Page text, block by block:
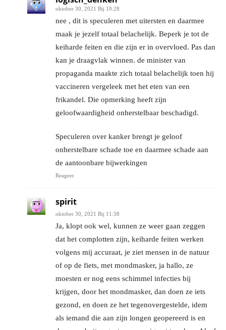
oktober 30, 2021 Bij 10:28
nee , dit is speculeren met uitersten en daarmee
maak je jezelf totaal belachelijk. Beperk je tot de
keiharde feiten en die zijn er in overvloed. Pas dan
kan je draagvlak winnen. de minister van
propaganda maakte zich totaal belachelijk toen hij
vaccineren vergeleek met het eten van een
frikandel. Die opmerking heeft zijn
geloofwaardigheid onherstelbaar beschadigd.
Speculeren over kanker brengt je geloof
onherstelbare schade toe en daarmee schade aan
de aantoonbare bijwerkingen
Reageer
spirit
oktober 30, 2021 Bij 11:38
Ja, klopt ook wel, kunnen ze weer gaan zeggen
dat het complotten zijn, keiharde feiten werken
volgens mij accuraat, je ziet mensen in de natuur
of op de fiets, met mondmasker, ja hallo, ze
moesten er nog eens schimmel infecties bij
krijgen, door het mondmasker, dan doen ze iets
gezond, en doen ze het tegenovergestelde, idem
als iemand die aan zijn longen geopereerd is en